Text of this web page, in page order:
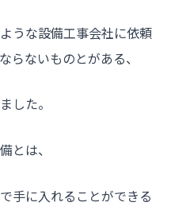
うな設備工事会社に依頼
らないものとがある、
した。
とは、
手に入れることができる